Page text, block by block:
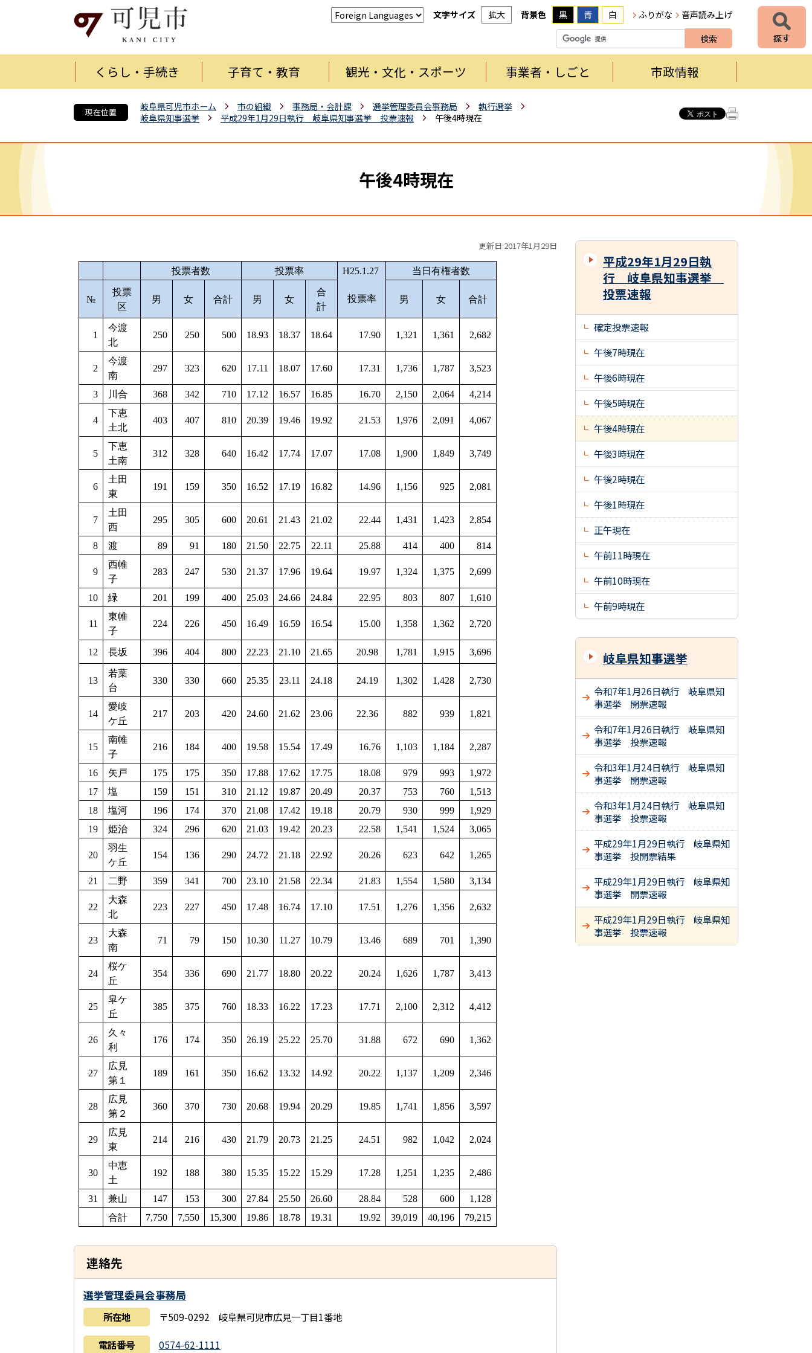
文字サイズ 拡大 背景色 黒 青 白 ふりがな 音声読み上げ
くらし・手続き 子育て・教育 観光・文化・スポーツ 事業者・しごと 市政情報
現在位置 岐阜県可児市ホーム 市の組織 事務局・会計課 選挙管理委員会事務局
執行選挙
岐阜県知事選挙
平成29年1月29日執行 岐阜県知事選挙 投票速報 午後4時現在
午後4時現在
更新日:2017年1月29日
投票者数 投票率 H25.1.27 当日有権者数
№
投票
区
男 女 合計 男 女
合
計
投票率 男 女 合計
1
今渡
北
250 250 500 18.93 18.37 18.64 17.90 1,321 1,361 2,682
2
今渡
南
297 323 620 17.11 18.07 17.60 17.31 1,736 1,787 3,523
3 川合 368 342 710 17.12 16.57 16.85 16.70 2,150 2,064 4,214
4
下恵
土北
403 407 810 20.39 19.46 19.92 21.53 1,976 2,091 4,067
5
下恵
土南
312 328 640 16.42 17.74 17.07 17.08 1,900 1,849 3,749
6
土田
東
191 159 350 16.52 17.19 16.82 14.96 1,156 925 2,081
7
土田
西
295 305 600 20.61 21.43 21.02 22.44 1,431 1,423 2,854
8 渡 89 91 180 21.50 22.75 22.11 25.88 414 400 814
9
西帷
子
283 247 530 21.37 17.96 19.64 19.97 1,324 1,375 2,699
10 緑 201 199 400 25.03 24.66 24.84 22.95 803 807 1,610
11
東帷
子
224 226 450 16.49 16.59 16.54 15.00 1,358 1,362 2,720
12 長坂 396 404 800 22.23 21.10 21.65 20.98 1,781 1,915 3,696
13
若葉
台
330 330 660 25.35 23.11 24.18 24.19 1,302 1,428 2,730
14
愛岐
ケ丘
217 203 420 24.60 21.62 23.06 22.36 882 939 1,821
15
南帷
子
216 184 400 19.58 15.54 17.49 16.76 1,103 1,184 2,287
16 矢戸 175 175 350 17.88 17.62 17.75 18.08 979 993
1,972
17
塩 159 151 310 21.12 19.87 20.49 20.37 753 760
1,513
18
塩河 196 174 370 21.08 17.42 19.18 20.79 930 999
1,929
19
姫治 324 296 620 21.03 19.42 20.23 22.58 1,541 1,524 3,065
20
羽生
ケ丘
154 136 290 24.72 21.18 22.92 20.26 623 642 1,265
21 二野 359 341 700 23.10 21.58 22.34 21.83 1,554 1,580 3,134
22
大森
北
223 227 450 17.48 16.74 17.10 17.51 1,276 1,356 2,632
23
大森
南
71 79 150 10.30 11.27 10.79 13.46 689 701 1,390
24
桜ケ
丘
354 336 690 21.77 18.80 20.22 20.24 1,626 1,787 3,413
25
皐ケ
丘
385 375 760 18.33 16.22 17.23 17.71 2,100 2,312 4,412
26
久々
利
176 174 350 26.19 25.22 25.70 31.88 672 690 1,362
27
広見
第１
189 161 350 16.62 13.32 14.92 20.22 1,137 1,209 2,346
28
広見
第２
360 370 730 20.68 19.94 20.29 19.85 1,741 1,856 3,597
29
広見
東
214 216 430 21.79 20.73 21.25 24.51 982 1,042 2,024
30
中恵
土
192 188 380 15.35 15.22 15.29 17.28 1,251 1,235 2,486
31 兼山 147 153 300 27.84 25.50 26.60 28.84 528 600
1,128
合計
7,750 7,550 15,300 19.86 18.78 19.31 19.92 39,019 40,196 79,215
連絡先
選挙管理委員会事務局
所在地 〒509-0292 岐阜県可児市広見一丁目1番地
電話番号 0574-62-1111
平成29年1月29日執
行 岐阜県知事選挙
投票速報
確定投票速報
午後7時現在
午後6時現在
午後5時現在
午後4時現在
午後3時現在
午後2時現在
午後1時現在
正午現在
午前11時現在
午前10時現在
午前9時現在
岐阜県知事選挙
令和7年1月26日執行 岐阜県知
事選挙 開票速報
令和7年1月26日執行 岐阜県知
事選挙 投票速報
令和3年1月24日執行 岐阜県知
事選挙 開票速報
令和3年1月24日執行 岐阜県知
事選挙 投票速報
平成29年1月29日執行 岐阜県知
事選挙 投開票結果
平成29年1月29日執行 岐阜県知
事選挙 開票速報
平成29年1月29日執行 岐阜県知
事選挙 投票速報